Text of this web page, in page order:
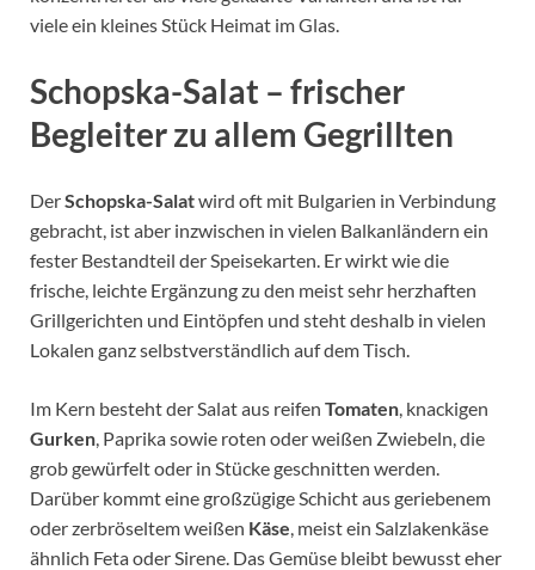
viele ein kleines Stück Heimat im Glas.
Schopska-Salat – frischer
Begleiter zu allem Gegrillten
DerSchopska-Salatwird oft mit Bulgarien in Verbindung
gebracht, ist aber inzwischen in vielen Balkanländern ein
fester Bestandteil der Speisekarten. Er wirkt wie die
frische, leichte Ergänzung zu den meist sehr herzhaften
Grillgerichten und Eintöpfen und steht deshalb in vielen
Lokalen ganz selbstverständlich auf dem Tisch.
Im Kern besteht der Salat aus reifen Tomaten, knackigen
Gurken, Paprika sowie roten oder weißen Zwiebeln, die
grob gewürfelt oder in Stücke geschnitten werden.
Darüber kommt eine großzügige Schicht aus geriebenem
oder zerbröseltem weißen Käse, meist ein Salzlakenkäse
ähnlich Feta oder Sirene. Das Gemüse bleibt bewusst eher